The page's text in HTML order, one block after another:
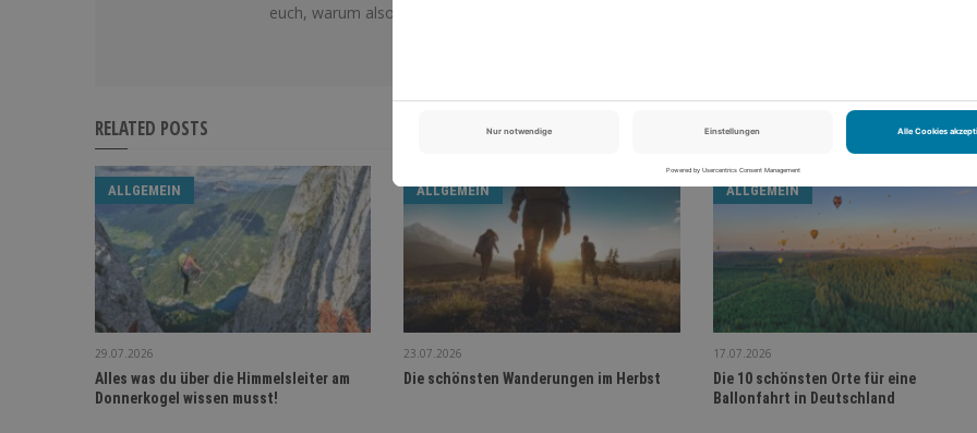
euch, warum also nicht mit euch zusammen?
RELATED POSTS
ALLGEMEIN
29.07.2026
Alles was du über die Himmelsleiter am
Donnerkogel wissen musst!
ALLGEMEIN
23.07.2026
Die schönsten Wanderungen im Herbst
ALLGEMEIN
17.07.2026
Die 10 schönsten Orte für eine
Ballonfahrt in Deutschland